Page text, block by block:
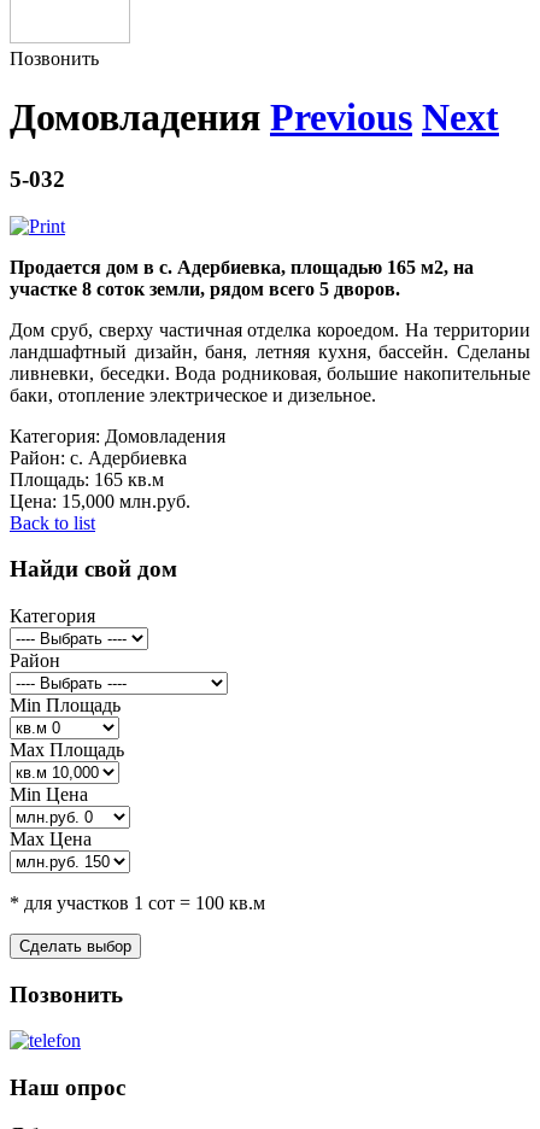
Позвонить
Домовладения Previous Next
5-032
Продается дом в с. Адербиевка, площадью 165 м2, на
участке 8 соток земли, рядом всего 5 дворов.
Дом сруб, сверху частичная отделка короедом. На территории
ландшафтный дизайн, баня, летняя кухня, бассейн. Сделаны
ливневки, беседки. Вода родниковая, большие накопительные
баки, отопление электрическое и дизельное.
Категория: Домовладения
Район: с. Адербиевка
Площадь: 165 кв.м
Цена: 15,000 млн.руб.
Back to list
Найди свой дом
Категория
Район
Min Площадь
Max Площадь
Min Цена
Max Цена
* для участков 1 сот = 100 кв.м
Позвонить
Наш опрос